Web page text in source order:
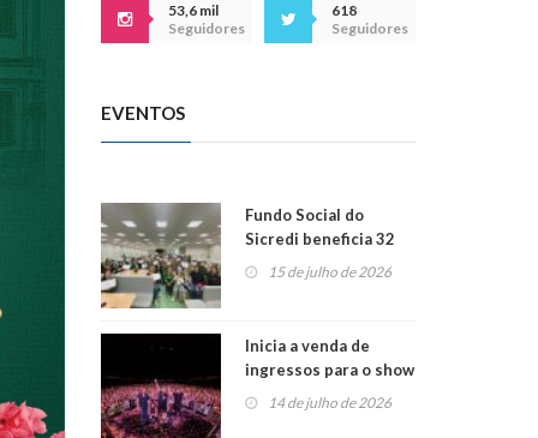
53,6 mil
Seguidores
618
Seguidores
EVENTOS
Fundo Social do
Sicredi beneficia 32
projetos em
15 de julho de 2026
Inicia a venda de
ingressos para o show
do Jota Quest nos 45
anos da Sicredi Ouro
14 de julho de 2026